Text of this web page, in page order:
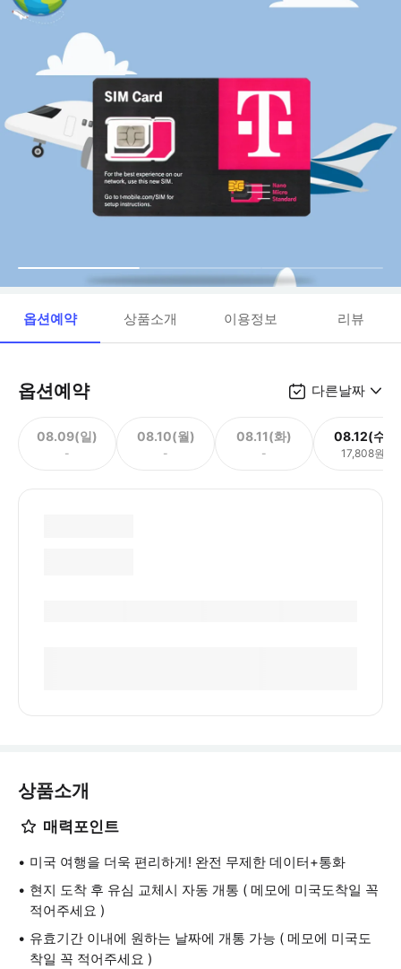
옵션예약 상품소개 이용정보 리뷰
옵션예약 다른날짜
08.09(일)
-
08.10(월)
-
08.11(화)
-
08.12(수)
17,808원
상품소개
매력포인트
미국 여행을 더욱 편리하게! 완전 무제한 데이터+통화
현지 도착 후 유심 교체시 자동 개통 ( 메모에 미국도착일 꼭
적어주세요 )
유효기간 이내에 원하는 날짜에 개통 가능 ( 메모에 미국도
착일 꼭 적어주세요 )